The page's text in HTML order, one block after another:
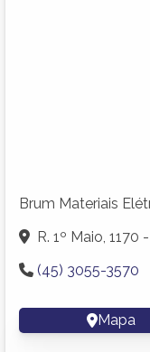
Brum Materiais
R. 1º Maio, 1170
(45) 3055-3570
Mapa